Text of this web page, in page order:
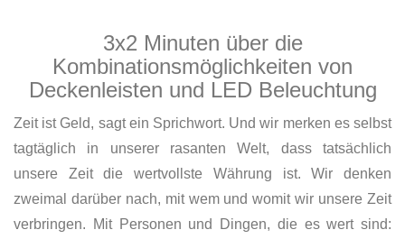
3x2 Minuten über die
Kombinationsmöglichkeiten von
Deckenleisten und LED Beleuchtung
Zeit ist Geld, sagt ein Sprichwort. Und wir merken es selbst
tagtäglich in unserer rasanten Welt, dass tatsächlich
unsere Zeit die wertvollste Währung ist. Wir denken
zweimal darüber nach, mit wem und womit wir unsere Zeit
verbringen. Mit Personen und Dingen, die es wert sind: